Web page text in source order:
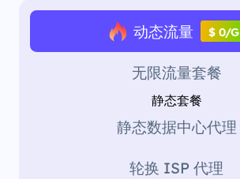
动态流量 $ 0/G
无限流量套餐
静态套餐
静态数据中心代理
轮换 ISP 代理